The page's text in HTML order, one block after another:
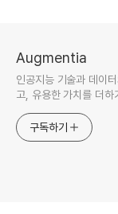
Augmentia
인공지능 기술과 데이
고, 유용한 가치를 더
구독하기